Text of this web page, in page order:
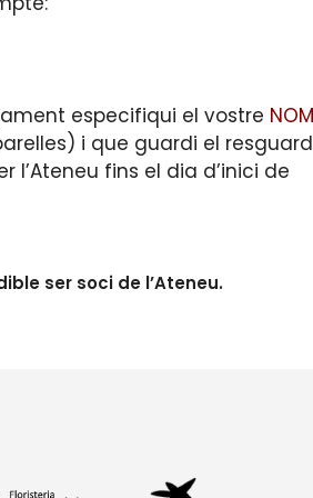
especifiqui el vostre
i que guardi el resguard
fins el dia d’inici de
ser soci de l’Ateneu.